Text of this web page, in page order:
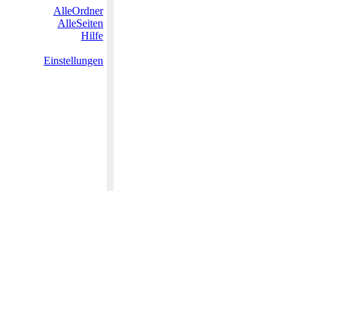
AlleOrdner
AlleSeiten
Hilfe
Einstellungen